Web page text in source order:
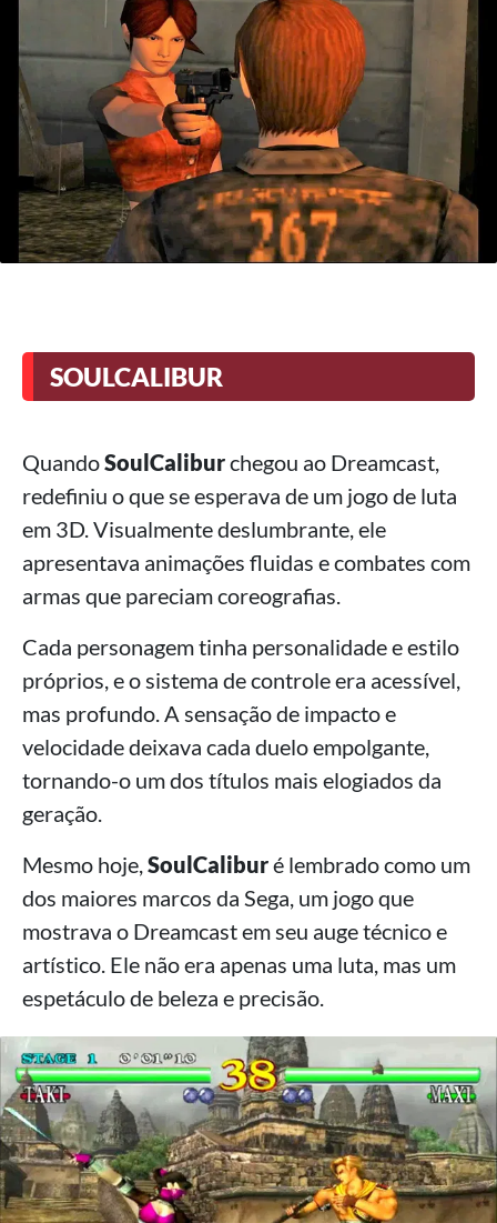
SOULCALIBUR
QuandoSoulCaliburchegou ao Dreamcast,
redefiniu o que se esperava de um jogo de luta
em 3D. Visualmente deslumbrante, ele
apresentava animações fluidas e combates com
armas que pareciam coreografias.
Cada personagem tinha personalidade e estilo
próprios, e o sistema de controle era acessível,
mas profundo. A sensação de impacto e
velocidade deixava cada duelo empolgante,
tornando-o um dos títulos mais elogiados da
geração.
Mesmo hoje,SoulCaliburé lembrado como um
dos maiores marcos da Sega, um jogo que
mostrava o Dreamcast em seu auge técnico e
artístico. Ele não era apenas uma luta, mas um
espetáculo de beleza e precisão.